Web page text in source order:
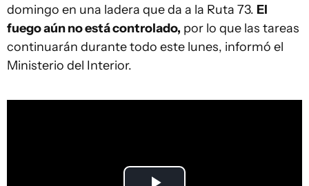
domingo en una ladera que da a la Ruta 73. El
fuego aún no está controlado, por lo que las tareas
continuarán durante todo este lunes, informó el
Ministerio del Interior.